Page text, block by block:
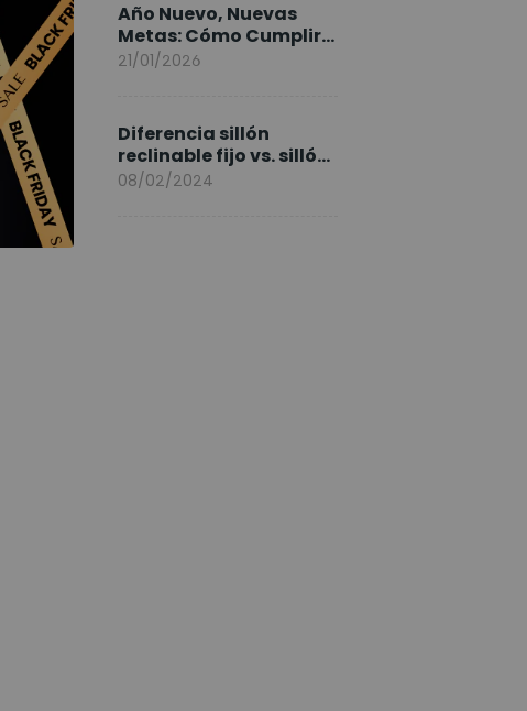
Año Nuevo, Nuevas
Metas: Cómo Cumplir
tus Objetivos Fitness
21/01/2026
Diferencia sillón
reclinable fijo vs. sillón
elevable
08/02/2024